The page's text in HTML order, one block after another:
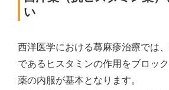
い
西洋医学における蕁麻疹治療では
であるヒスタミンの作用をブロッ
薬の内服が基本となります。